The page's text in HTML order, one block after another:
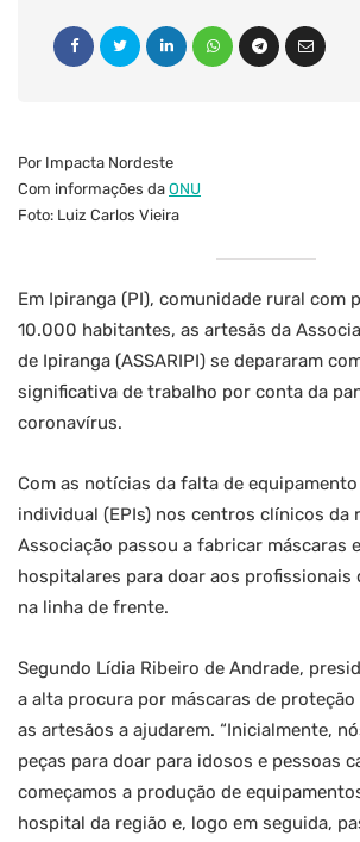
Por Impacta Nordeste
Com informações da ONU
Foto: Luiz Carlos Vieira
Em Ipiranga (PI), comunidade rural com
10.000 habitantes, as artesãs da
de Ipiranga (ASSARIPI) se depararam
significativa de trabalho por conta da
coronavírus.
Com as notícias da falta de
individual (EPIs) nos centros clínicos da
Associação passou a fabricar máscaras
hospitalares para doar aos profissionais
na linha de frente.
Segundo Lídia Ribeiro de Andrade,
a alta procura por máscaras de
as artesãos a ajudarem. “Inicialmente,
peças para doar para idosos e pessoas
começamos a produção de
hospital da região e, logo em seguida,